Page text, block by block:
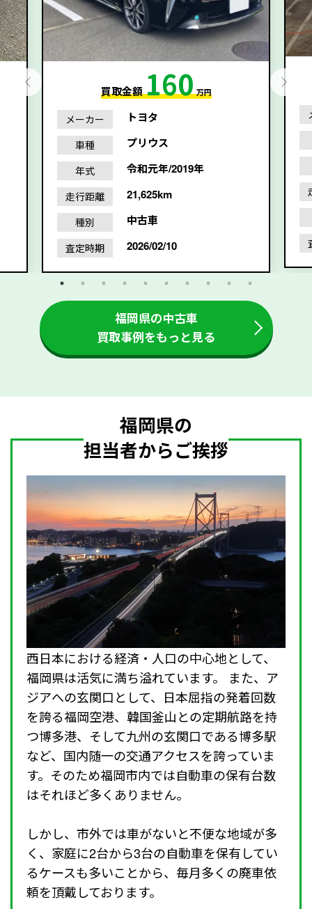
買取金額160 万円
メーカー トヨタ
車種 プリウス
年式 令和元年/2019年
走行距離 21,625km
種別 中古車
査定時期 2026/02/10
福岡県の中古車
買取事例をもっと見る
福岡県の
担当者からご挨拶
西日本における経済・人口の中心地として、
福岡県は活気に満ち溢れています。 また、ア
ジアへの玄関口として、日本屈指の発着回数
を誇る福岡空港、韓国釜山との定期航路を持
つ博多港、そして九州の玄関口である博多駅
など、国内随一の交通アクセスを誇っていま
す。そのため福岡市内では自動車の保有台数
はそれほど多くありません。
しかし、市外では車がないと不便な地域が多
く、家庭に2台から3台の自動車を保有してい
るケースも多いことから、毎月多くの廃車依
頼を頂戴しております。